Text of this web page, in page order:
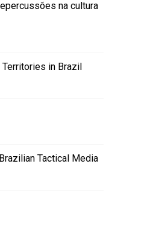
na cultura
in Brazil
Tactical Media